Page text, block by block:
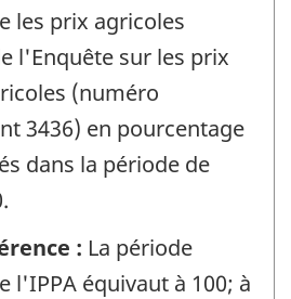
les prix agricoles
l'Enquête sur les prix
(numéro
3436) en pourcentage
dans la période de
: La période
l'IPPA équivaut à 100; à